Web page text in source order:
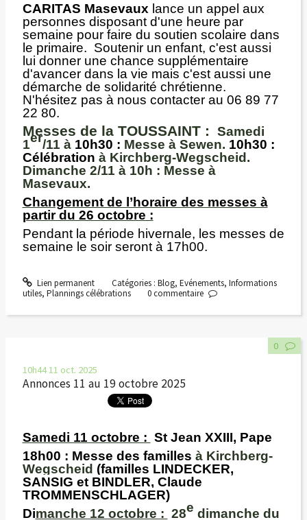
CARITAS Masevaux lance un appel aux
personnes disposant d'une heure par
semaine pour faire du soutien scolaire dans
le primaire. Soutenir un enfant, c'est aussi
lui donner une chance supplémentaire
d'avancer dans la vie mais c'est aussi une
démarche de solidarité chrétienne.
N'hésitez pas à nous contacter au 06 89 77
22 80.
Messes de la TOUSSAINT :
Samedi
1er/11 à 10h30 : Messe à Sewen. 10h30 :
Célébration à Kirchberg-Wegscheid.
Dimanche 2/11 à 10h : Messe à
Masevaux.
Changement de l’horaire des messes à
partir du 26 octobre :
Pendant la période hivernale, les messes de
semaine le soir seront à 17h00.
Lien permanent Catégories : Blog, Evénements, Informations
utiles, Plannings célébrations 0commentaire
10h4411 oct. 2025
Annonces 11 au 19 octobre 2025
Samedi 11 octobre : St Jean XXIII, Pape
18h00 : Messe des familles à Kirchberg-
Wegscheid (familles LINDECKER,
SANSIG et BINDLER, Claude
TROMMENSCHLAGER)
Dimanche 12 octobre : 28e dimanche du
0